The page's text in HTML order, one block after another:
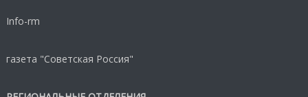
Info-rm
газета "Советская Россия"